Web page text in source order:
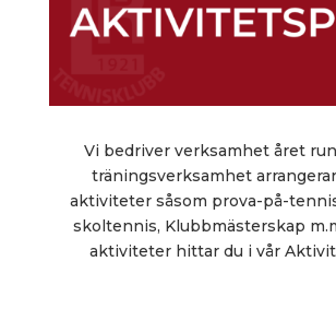
Vi bedriver verksamhet året
träningsverksamhet
aktiviteter såsom prova-på-
skoltennis, Klubbmästerskap
aktiviteter hittar du i vår